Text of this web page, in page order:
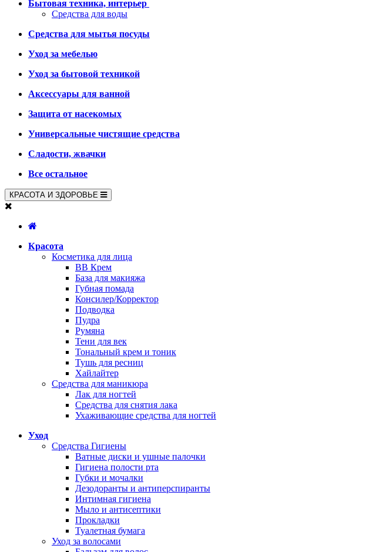
Бытовая техника, интерьер
Средства для воды
Средства для мытья посуды
Уход за мебелью
Уход за бытовой техникой
Аксессуары для ванной
Защита от насекомых
Универсальные чистящие средства
Сладости, жвачки
Все остальное
КРАСОТА И ЗДОРОВЬЕ
Красота
Косметика для лица
BB Крем
База для макияжа
Губная помада
Консилер/Корректор
Подводка
Пудра
Румяна
Тени для век
Тональный крем и тоник
Тушь для ресниц
Хайлайтер
Средства для маникюра
Лак для ногтей
Средства для снятия лака
Ухаживающие средства для ногтей
Уход
Средства Гигиены
Ватные диски и ушные палочки
Гигиена полости рта
Губки и мочалки
Дезодоранты и антиперспиранты
Интимная гигиена
Мыло и антисептики
Прокладки
Туалетная бумага
Уход за волосами